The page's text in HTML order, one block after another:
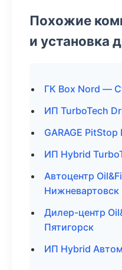
Похожие
и установка
ГК Box Nord —
ИП TurboTech
GARAGE
ИП Hybrid
Автоцентр
Нижневартовск
Дилер-центр
Пятигорск
ИП Hybrid